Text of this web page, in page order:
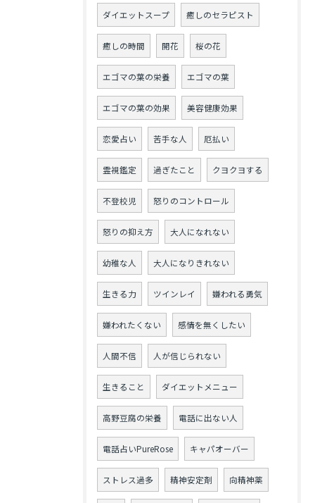
ダイエットスープ 癒しのセラピスト
癒しの時間 開花 桜の花
エゴマの葉の栄養 エゴマの葉
エゴマの葉の効果 美容健康効果
恋愛占い 苦手な人 厄払い
霊視鑑定 過ぎたこと クヨクヨする
不登校児 怒りのコントロール
怒りの抑え方 大人になれない
幼稚な人 大人になりきれない
生きる力 ツインレイ 嫌われる勇気
嫌われたくない 感情を無くしたい
人間不信 人が信じられない
生きること ダイエットメニュー
高野豆腐の栄養 電話に出ない人
電話占いPureRose キャパオーバー
ストレス過多 精神安定剤 向精神薬